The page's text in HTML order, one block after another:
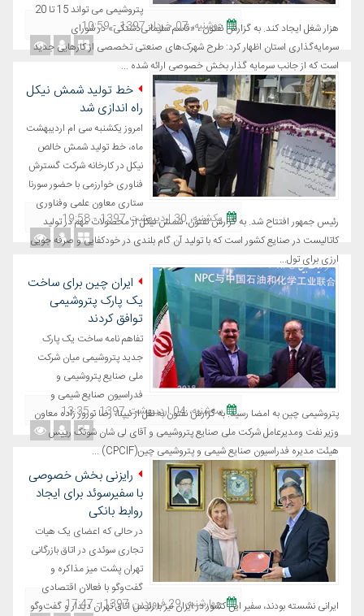
پتروشیمی می تواند 15 تا 20
هزار شغل ایجاد کند. به گزارش نفتون ، «قاسم سلیمانی‌دشتکی» در شورای
سرمایه‌گذاری استان اظهار کرد: طرح شهرک‌های صنعتی تخصصی از کارهایی جدید
است که از جانب سرمایه گذار بخش خصوصی ارائه شده ...
دوشنبه، 07 خرداد 1397 - 10:59
خط تولید شمش نیکل
راه اندازی شد
امروز یکشنبه سی ام اردیبهشت
ماه، خط تولید شمش خالص
نیکل در کارخانه شرکت گسترش
فناوری خوارزمی با حضور سورنا
ستاری معاون علمی وفناوری
رئیس جمهور افتتاح شد. به گزارش نفتون، شمش نیکل از محصولات مهم در تولید
کاتالیست در صنایع کشور است که با تولید آن گام بلندی در خودکفایی و صرفه جویی
ارزی برای تول...
یکشنبه، 30 اردیبهشت 1397 - 19:58
ایران چین برای ساخت
یک پارک پتروشیمی
توافق کردند
تفاهم نامه ساخت یک پارک
جدید پتروشیمی میان شرکت
ملی صنایع پتروشیمی و
فدراسیون صنایع شیمی و
پتروشیمی چین به امضا رسید. به گزارش نفتون به نقل از نیپنا، رضا نوروز زاده معاون
وزیر نفت ومدیرعامل شرکت ملی صنایع پتروشیمی و آقای لی شان شونگ رییس
هیئت مدیره فدراسیون صنایع شیمی و پتروشیمی چین(CPCIF) ...
ﺳﻪشنبه، 04 اردیبهشت 1397 - 13:35
رایزنی بخش خصوصی
با سفیرسوئد برای ایجاد
روابط بانکی
در حالی که اعضای یک هیات
تجاری سوئدی در اتاق بازرگانی
تهران پشت میز مذاکره و
گفت‌وگو با فعالان اقتصادی
ایرانی نشسته بودند، سفیر این کشور در ایران نیز با رئیس اتاق تهران دیدار و گفت‌وگو
چهارشنبه، 29 فروردین 1397 - 17:47